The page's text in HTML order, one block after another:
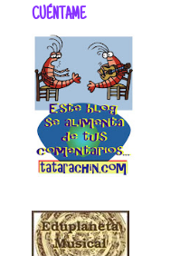
CUÉNTAME